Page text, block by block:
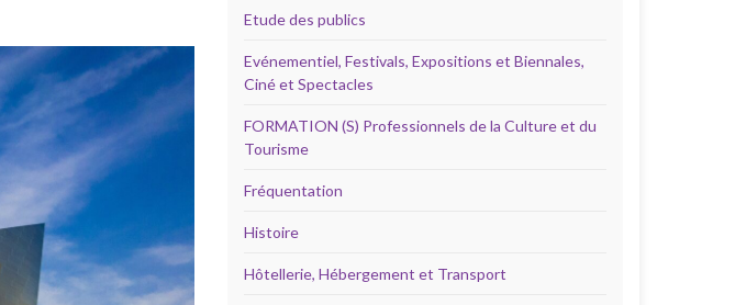
Etude des publics
Evénementiel, Festivals, Expositions et Biennales,
Ciné et Spectacles
FORMATION (S) Professionnels de la Culture et du
Tourisme
Fréquentation
Histoire
Hôtellerie, Hébergement et Transport